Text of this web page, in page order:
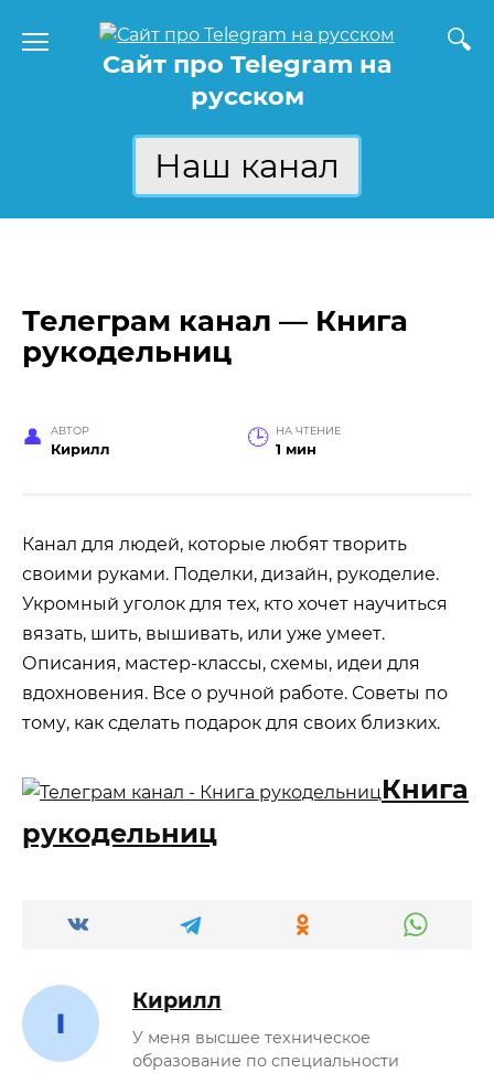
содержаниюСайт про Telegram на
русском
Наш канал
Телеграм канал — Книга
рукодельниц
АВТОР
Кирилл
НА ЧТЕНИЕ
1 мин
Канал для людей, которые любят творить
своими руками. Поделки, дизайн, рукоделие.
Укромный уголок для тех, кто хочет научиться
вязать, шить, вышивать, или уже умеет.
Описания, мастер-классы, схемы, идеи для
вдохновения. Все о ручной работе. Советы по
тому, как сделать подарок для своих близких.
Книга
рукодельниц
Кирилл
У меня высшее техническое
образование по специальности